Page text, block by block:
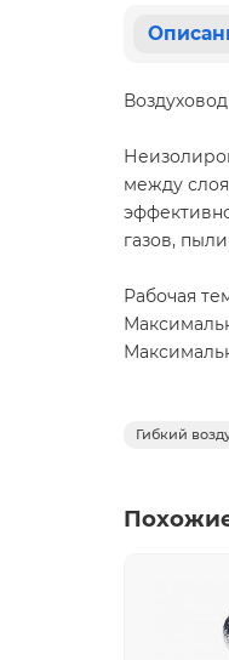
между
газов,
Рабочая
Гибкий